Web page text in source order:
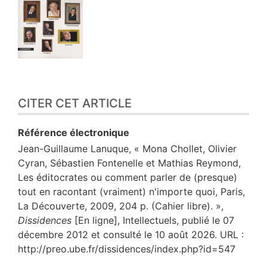
CITER CET ARTICLE
Référence électronique
Jean-Guillaume Lanuque, « Mona Chollet, Olivier
Cyran, Sébastien Fontenelle et Mathias Reymond,
Les éditocrates ou comment parler de (presque)
tout en racontant (vraiment) n'importe quoi, Paris,
La Découverte, 2009, 204 p. (Cahier libre). »,
Dissidences [En ligne], Intellectuels, publié le 07
décembre 2012 et consulté le 10 août 2026. URL :
http://preo.ube.fr/dissidences/index.php?id=547